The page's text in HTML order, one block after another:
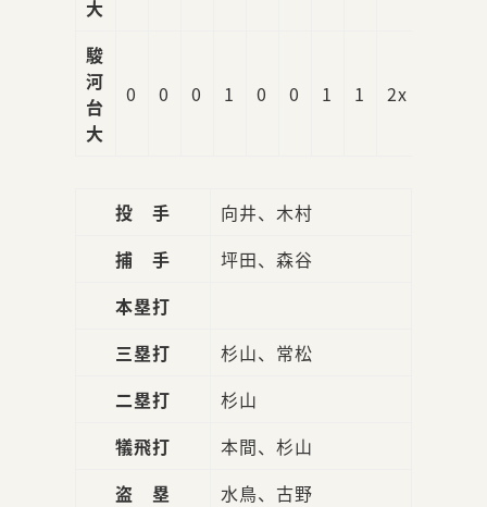
大
駿
河
台
大
0 0 0 1 0 0 1 1 2x
投 手
向井、木村
捕 手
坪田、森谷
本塁打
三塁打
杉山、常松
二塁打
杉山
犠飛打
本間、杉山
盗 塁
水鳥、古野